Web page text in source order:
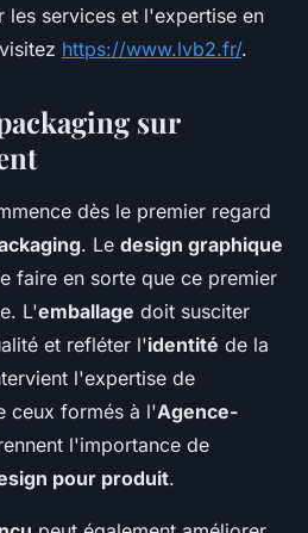
les services et l'expertise en
https://www.lvb2.fr/.
sur
dès le premier regard
. Le design graphique
faire en sorte que ce premier
L'emballage doit susciter
et refléter l'identité de la
l'expertise de
ceux formés à l'Agence-
l'importance de
pour produit.